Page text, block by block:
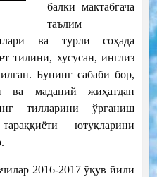
балки мактабгача
таълим
ва турли соҳада
тилини, хусусан, инглиз
Бунинг сабаби бор,
ва маданий жиҳатдан
тилларини ўрганиш
ютуқларини
2016-2017 ўқув йили